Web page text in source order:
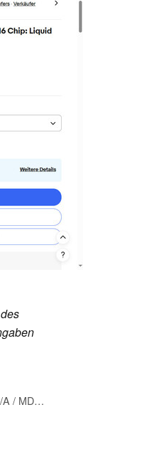
Apple iPad 11 A16, silber, 128GB [2025] (MD3Y4NF/A / MD3Y4LL/A / MD3Y4TY/A)